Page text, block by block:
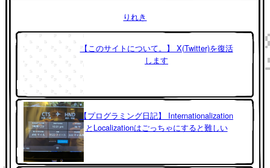
りれき
【このサイトについて。】 X(Twitter)を復活
します
【プログラミング日記】 Internationalization
とLocalizationはごっちゃにすると難しい